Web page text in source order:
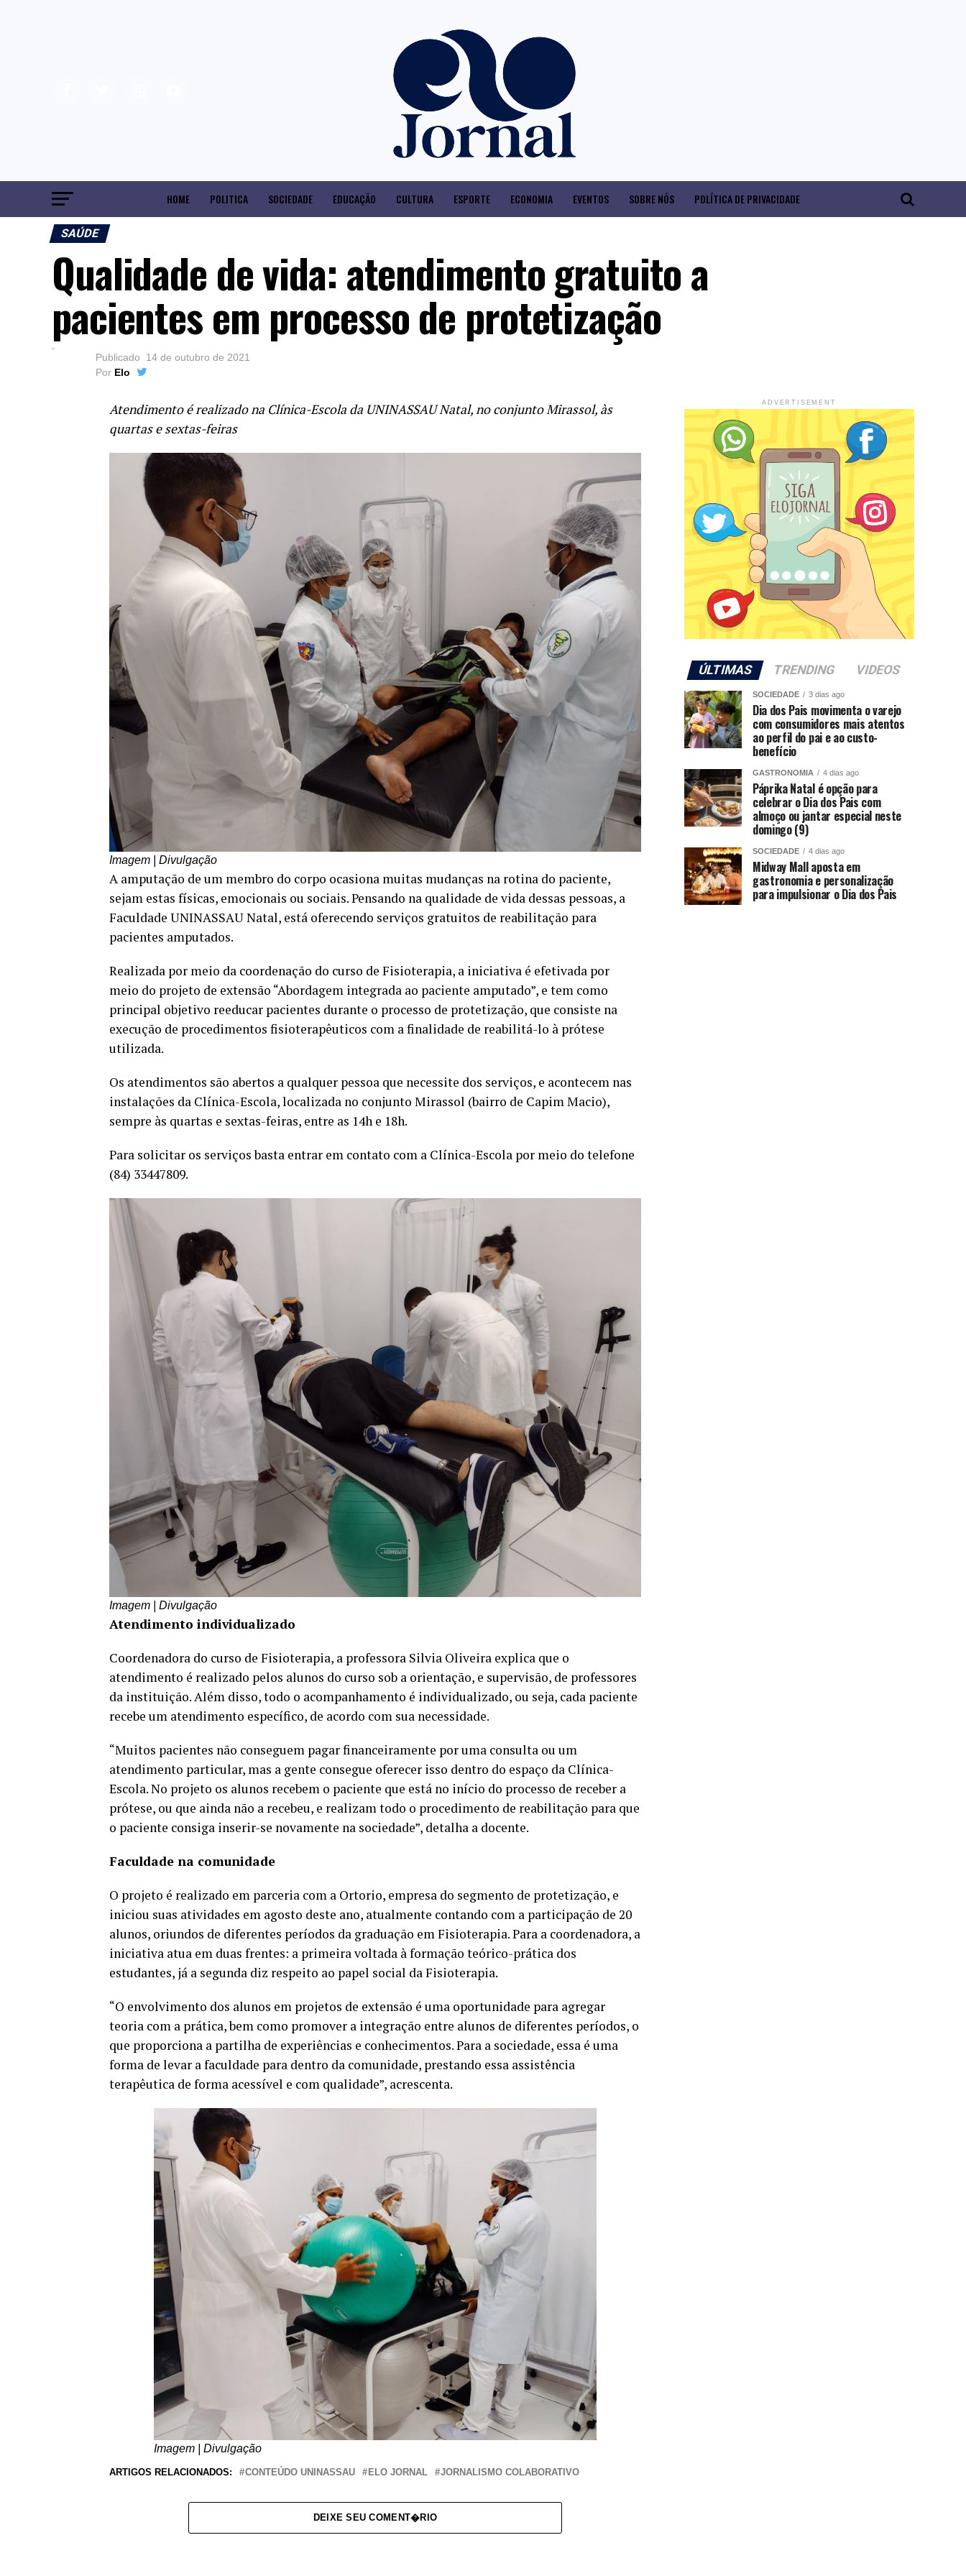
HOME POLITICA SOCIEDADE EDUCAÇÃO CULTURA ESPORTE ECONOMIA EVENTOS SOBRE NÓS POLÍTICA DE PRIVACIDADE
SAÚDE
Qualidade de vida: atendimento gratuito a
pacientes em processo de protetização
Publicado
14 de outubro de 2021
Por Elo
Atendimento é realizado na Clínica-Escola da UNINASSAU Natal, no conjunto Mirassol, às
quartas e sextas-feiras
Imagem | Divulgação
A amputação de um membro do corpo ocasiona muitas mudanças na rotina do paciente,
sejam estas físicas, emocionais ou sociais. Pensando na qualidade de vida dessas pessoas, a
Faculdade UNINASSAU Natal, está oferecendo serviços gratuitos de reabilitação para
pacientes amputados.
Realizada por meio da coordenação do curso de Fisioterapia, a iniciativa é efetivada por
meio do projeto de extensão “Abordagem integrada ao paciente amputado”, e tem como
principal objetivo reeducar pacientes durante o processo de protetização, que consiste na
execução de procedimentos fisioterapêuticos com a finalidade de reabilitá-lo à prótese
utilizada.
Os atendimentos são abertos a qualquer pessoa que necessite dos serviços, e acontecem nas
instalações da Clínica-Escola, localizada no conjunto Mirassol (bairro de Capim Macio),
sempre às quartas e sextas-feiras, entre as 14h e 18h.
Para solicitar os serviços basta entrar em contato com a Clínica-Escola por meio do telefone
(84) 33447809.
Imagem | Divulgação
Atendimento individualizado
Coordenadora do curso de Fisioterapia, a professora Silvia Oliveira explica que o
atendimento é realizado pelos alunos do curso sob a orientação, e supervisão, de professores
da instituição. Além disso, todo o acompanhamento é individualizado, ou seja, cada paciente
recebe um atendimento específico, de acordo com sua necessidade.
“Muitos pacientes não conseguem pagar financeiramente por uma consulta ou um
atendimento particular, mas a gente consegue oferecer isso dentro do espaço da Clínica-
Escola. No projeto os alunos recebem o paciente que está no início do processo de receber a
prótese, ou que ainda não a recebeu, e realizam todo o procedimento de reabilitação para que
o paciente consiga inserir-se novamente na sociedade”, detalha a docente.
Faculdade na comunidade
O projeto é realizado em parceria com a Ortorio, empresa do segmento de protetização, e
iniciou suas atividades em agosto deste ano, atualmente contando com a participação de 20
alunos, oriundos de diferentes períodos da graduação em Fisioterapia. Para a coordenadora, a
iniciativa atua em duas frentes: a primeira voltada à formação teórico-prática dos
estudantes, já a segunda diz respeito ao papel social da Fisioterapia.
“O envolvimento dos alunos em projetos de extensão é uma oportunidade para agregar
teoria com a prática, bem como promover a integração entre alunos de diferentes períodos, o
que proporciona a partilha de experiências e conhecimentos. Para a sociedade, essa é uma
forma de levar a faculdade para dentro da comunidade, prestando essa assistência
terapêutica de forma acessível e com qualidade”, acrescenta.
Imagem | Divulgação
ARTIGOS RELACIONADOS: CONTEÚDO UNINASSAU ELO JORNAL JORNALISMO COLABORATIVO
DEIXE SEU COMENT�RIO
ADVERTISEMENT
ÚLTIMAS TRENDING VIDEOS
SOCIEDADE 3 dias ago
Dia dos Pais movimenta o varejo
com consumidores mais atentos
ao perfil do pai e ao custo-
benefício
GASTRONOMIA 4 dias ago
Páprika Natal é opção para
celebrar o Dia dos Pais com
almoço ou jantar especial neste
domingo (9)
SOCIEDADE 4 dias ago
Midway Mall aposta em
gastronomia e personalização
para impulsionar o Dia dos Pais